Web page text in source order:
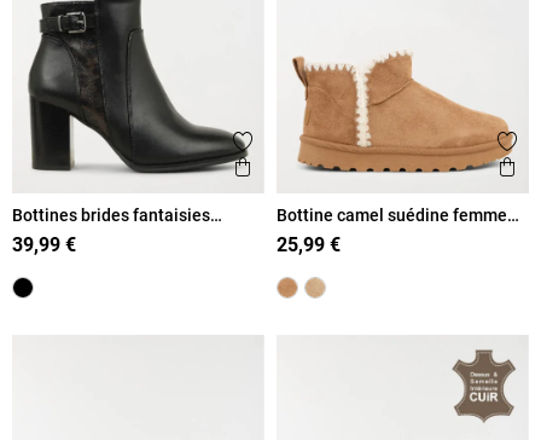
Ajouter aux favoris
Aperçu rapide
Bottines brides fantaisies
femme (36-41)
39,99 €
Bottine camel suédine femme
(36-41)
25,99 €